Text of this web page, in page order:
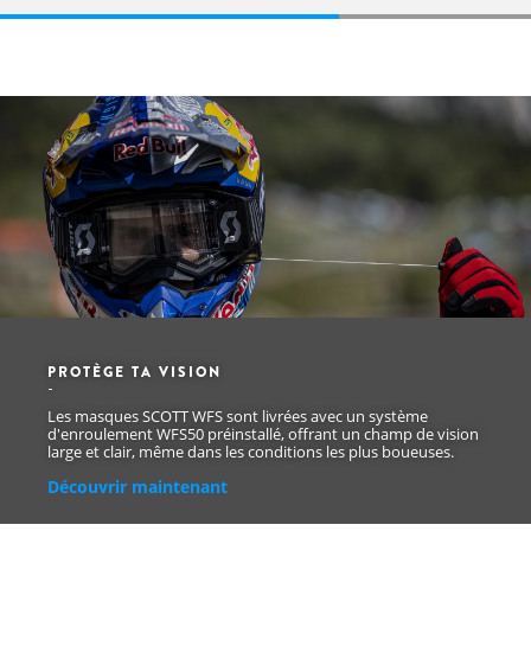
PROTÈGE TA VISION
Les masques SCOTT WFS sont livrées avec un système
d'enroulement WFS50 préinstallé, offrant un champ de vision
large et clair, même dans les conditions les plus boueuses.
Découvrir maintenant